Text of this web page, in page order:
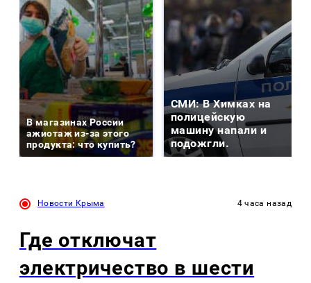
В магазинах России
ажиотаж из-за этого
продукта: что купить?
СМИ: В Химках на
полицейскую
машину напали и
подожгли.
Новости Крыма 4 часа назад
Где отключат
электричество в шести